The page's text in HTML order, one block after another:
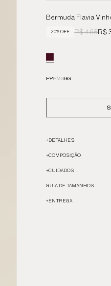
Bermuda Flavia
20% OFF R$ 468R$
PPPMGGG
+DETALHES
+COMPOSIÇÃO
+CUIDADOS
GUIA DE TAMANHOS
+ENTREGA